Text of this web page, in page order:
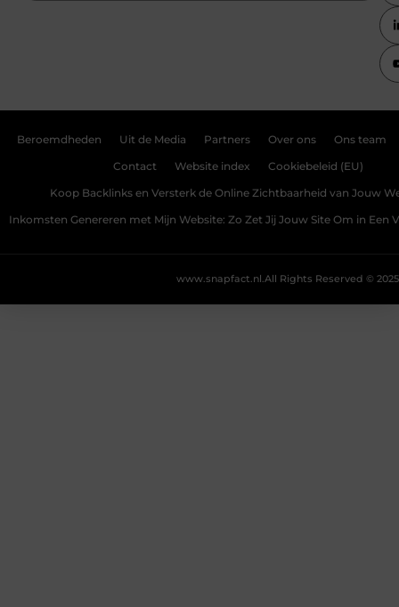
Beroemdheden Uit de Media Partners Over ons Ons team
Contact Website index Cookiebeleid (EU)
Koop Backlinks en Versterk de Online Zichtbaarheid van Jouw
Inkomsten Genereren met Mijn Website: Zo Zet Jij Jouw Site Om in Een
All Rights Reserved © 2025
www.snapfact.nl.